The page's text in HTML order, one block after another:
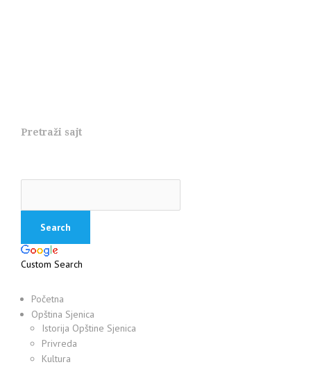
Pretraži sajt
Custom Search
Početna
Opština Sjenica
Istorija Opštine Sjenica
Privreda
Kultura